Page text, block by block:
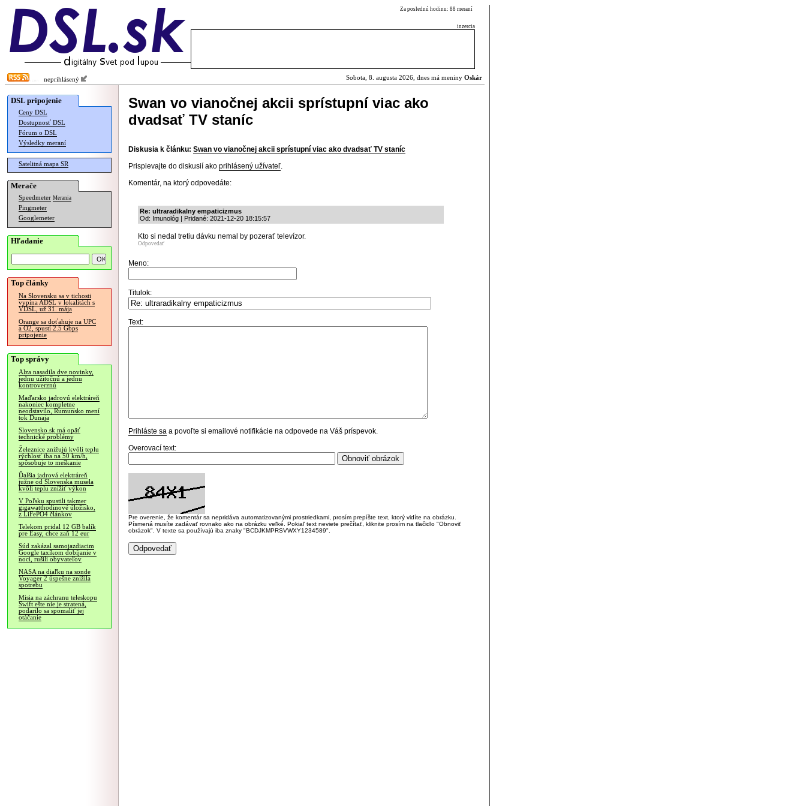
Za poslednú hodinu: 88 meraní
inzercia
neprihlásený Sobota, 8. augusta 2026, dnes má meniny Oskár
DSL pripojenie
Ceny DSL
Dostupnosť DSL
Fórum o DSL
Výsledky meraní
Satelitná mapa SR
Merače
Speedmeter Merania
Pingmeter
Googlemeter
Hľadanie
Top články
Na Slovensku sa v tichosti
vypína ADSL v lokalitách s
VDSL, už 31. mája
Orange sa doťahuje na UPC
a O2, spustí 2.5 Gbps
pripojenie
Top správy
Alza nasadila dve novinky,
jednu užitočnú a jednu
kontroverznú
Maďarsko jadrovú elektráreň
nakoniec kompletne
neodstavilo, Rumunsko mení
tok Dunaja
Slovensko.sk má opäť
technické problémy
Železnice znižujú kvôli teplu
rýchlosť iba na 50 km/h,
spôsobuje to meškanie
Ďalšia jadrová elektráreň
južne od Slovenska musela
kvôli teplu znížiť výkon
V Poľsku spustili takmer
gigawatthodinové úložisko,
z LiFePO4 článkov
Telekom pridal 12 GB balík
pre Easy, chce zaň 12 eur
Súd zakázal samojazdiacim
Google taxíkom dobíjanie v
noci, rušili obyvateľov
NASA na diaľku na sonde
Voyager 2 úspešne znížila
spotrebu
Misia na záchranu teleskopu
Swift ešte nie je stratená,
podarilo sa spomaliť jej
otáčanie
Swan vo vianočnej akcii sprístupní viac ako
dvadsať TV staníc
Diskusia k článku: Swan vo vianočnej akcii sprístupní viac ako dvadsať TV staníc
Prispievajte do diskusií ako prihlásený užívateľ.
Komentár, na ktorý odpovedáte:
Re: ultraradikalny empaticizmus
Od: Imunológ | Pridané: 2021-12-20 18:15:57
Kto si nedal tretiu dávku nemal by pozerať televízor.
Odpovedať
Meno:
Titulok:
Text:
Prihláste sa a povoľte si emailové notifikácie na odpovede na Váš príspevok.
Overovací text:
Pre overenie, že komentár sa nepridáva automatizovanými prostriedkami, prosím prepíšte text, ktorý vidíte na obrázku.
Písmená musíte zadávať rovnako ako na obrázku veľké. Pokiaľ text neviete prečítať, kliknite prosím na tlačidlo "Obnoviť
obrázok". V texte sa používajú iba znaky "BCDJKMPRSVWXY1234589".